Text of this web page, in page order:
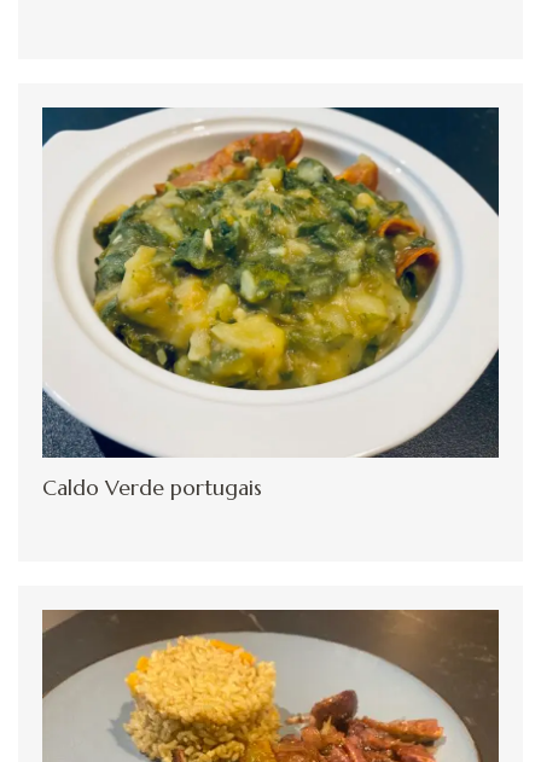
Caldo Verde portugais